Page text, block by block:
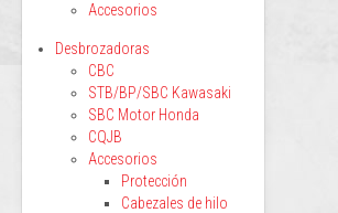
Accesorios
Desbrozadoras
CBC
STB/BP/SBC Kawasaki
SBC Motor Honda
CQJB
Accesorios
Protección
Cabezales de hilo